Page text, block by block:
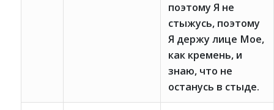
поэтому Я не
стыжусь, поэтому
Я держу лице Мое,
как кремень, и
знаю, что не
останусь в стыде.